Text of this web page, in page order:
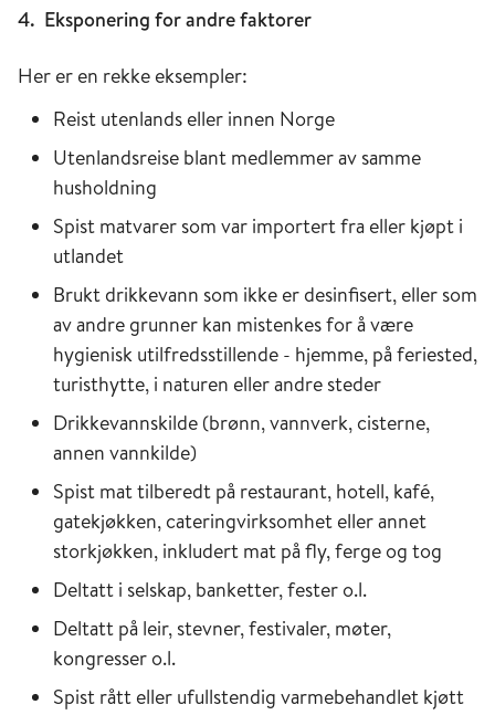
4. Eksponering for andre faktorer
Her er en rekke eksempler:
Reist utenlands eller innen Norge
Utenlandsreise blant medlemmer av samme
husholdning
Spist matvarer som var importert fra eller kjøpt i
utlandet
Brukt drikkevann som ikke er desinfisert, eller som
av andre grunner kan mistenkes for å være
hygienisk utilfredsstillende - hjemme, på feriested,
turisthytte, i naturen eller andre steder
Drikkevannskilde (brønn, vannverk, cisterne,
annen vannkilde)
Spist mat tilberedt på restaurant, hotell, kafé,
gatekjøkken, cateringvirksomhet eller annet
storkjøkken, inkludert mat på fly, ferge og tog
Deltatt i selskap, banketter, fester o.l.
Deltatt på leir, stevner, festivaler, møter,
kongresser o.l.
Spist rått eller ufullstendig varmebehandlet kjøtt